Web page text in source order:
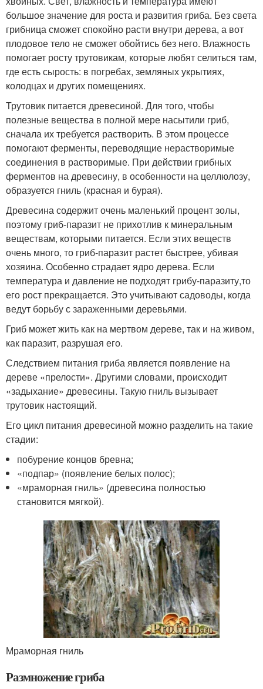
большое значение для роста и развития гриба. Без света
грибница сможет спокойно расти внутри дерева, а вот
плодовое тело не сможет обойтись без него. Влажность
помогает росту трутовикам, которые любят селиться там,
где есть сырость: в погребах, земляных укрытиях,
колодцах и других помещениях.
Трутовик питается древесиной. Для того, чтобы
полезные вещества в полной мере насытили гриб,
сначала их требуется растворить. В этом процессе
помогают ферменты, переводящие нерастворимые
соединения в растворимые. При действии грибных
ферментов на древесину, в особенности на целлюлозу,
образуется гниль (красная и бурая).
Древесина содержит очень маленький процент золы,
поэтому гриб-паразит не прихотлив к минеральным
веществам, которыми питается. Если этих веществ
очень много, то гриб-паразит растет быстрее, убивая
хозяина. Особенно страдает ядро дерева. Если
температура и давление не подходят грибу-паразиту,то
его рост прекращается. Это учитывают садоводы, когда
ведут борьбу с зараженными деревьями.
Гриб может жить как на мертвом дереве, так и на живом,
как паразит, разрушая его.
Следствием питания гриба является появление на
дереве «прелости». Другими словами, происходит
«задыхание» древесины. Такую гниль вызывает
трутовик настоящий.
Его цикл питания древесиной можно разделить на такие
стадии:
побурение концов бревна;
«подпар» (появление белых полос);
«мраморная гниль» (древесина полностью
становится мягкой).
Мраморная гниль
Размножение гриба